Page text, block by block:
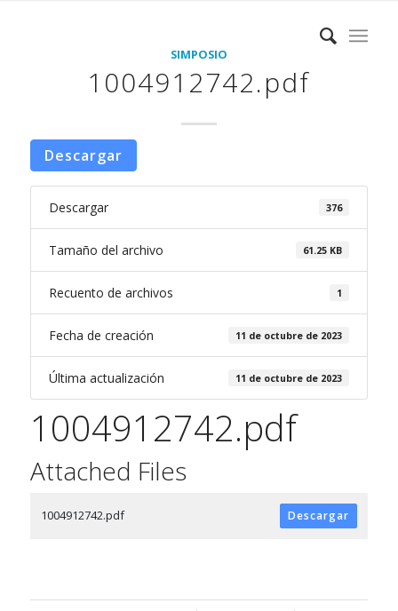
SIMPOSIO
1004912742.pdf
Descargar
Descargar 376
Tamaño del archivo 61.25 KB
Recuento de archivos 1
Fecha de creación 11 de octubre de 2023
Última actualización 11 de octubre de 2023
1004912742.pdf
Attached Files
1004912742.pdf Descargar